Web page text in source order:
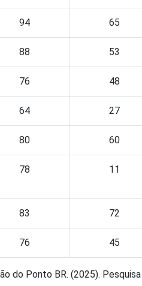
94 65
88 53
76 48
64 27
80 60
78 11
83 72
76 45
do Ponto BR. (2025).